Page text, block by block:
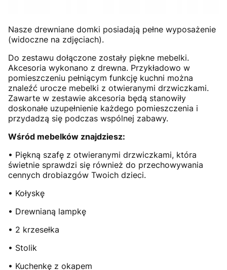
Nasze drewniane domki posiadają pełne wyposażenie
(widoczne na zdjęciach).
Do zestawu dołączone zostały piękne mebelki.
Akcesoria wykonano z drewna. Przykładowo w
pomieszczeniu pełniącym funkcję kuchni można
znaleźć urocze mebelki z otwieranymi drzwiczkami.
Zawarte w zestawie akcesoria będą stanowiły
doskonałe uzupełnienie każdego pomieszczenia i
przydadzą się podczas wspólnej zabawy.
Wśród mebelków znajdziesz:
• Piękną szafę z otwieranymi drzwiczkami, która
świetnie sprawdzi się również do przechowywania
cennych drobiazgów Twoich dzieci.
• Kołyskę
• Drewnianą lampkę
• 2 krzesełka
• Stolik
• Kuchenkę z okapem